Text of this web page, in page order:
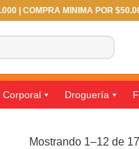
| COMPRA MINIMA POR
Corporal Droguería
Mostrando 1–12 de